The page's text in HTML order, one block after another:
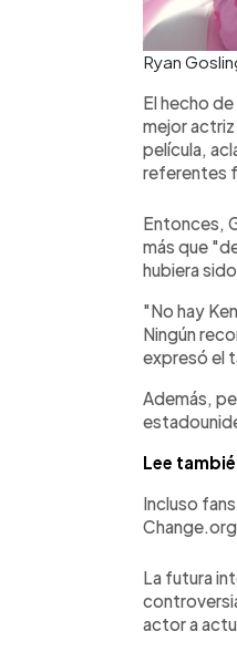
Ryan
El hecho
mejor
película,
referentes
Entonces,
más que
hubiera
"No hay
Ningún
expresó el
Además,
Lee
Incluso
La futura
actor a